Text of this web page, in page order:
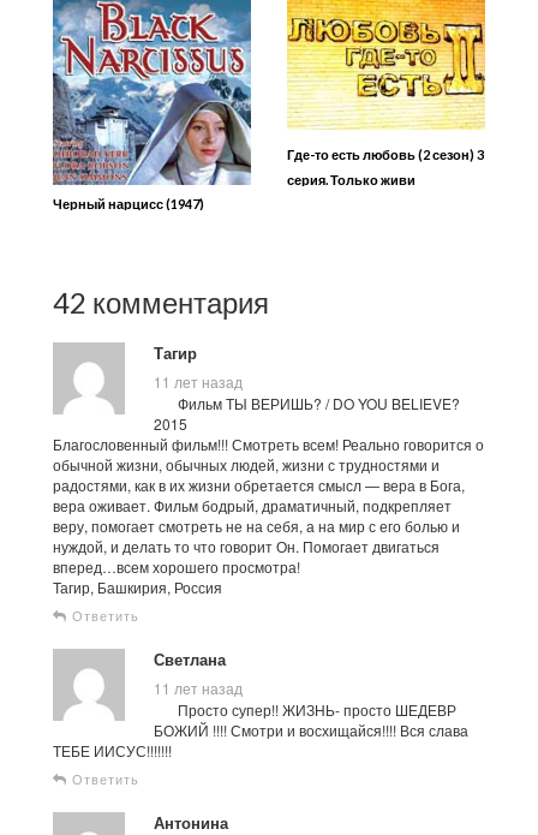
Черный нарцисс (1947)
Где-то есть любовь (2 сезон) 3
серия. Только живи
42 комментария
Тагир
11 лет назад
Фильм ТЫ ВЕРИШЬ? / DO YOU BELIEVE?
2015
Благословенный фильм!!! Смотреть всем! Реально говорится о
обычной жизни, обычных людей, жизни с трудностями и
радостями, как в их жизни обретается смысл — вера в Бога,
вера оживает. Фильм бодрый, драматичный, подкрепляет
веру, помогает смотреть не на себя, а на мир с его болью и
нуждой, и делать то что говорит Он. Помогает двигаться
вперед…всем хорошего просмотра!
Тагир, Башкирия, Россия
Ответить
Светлана
11 лет назад
Просто супер!! ЖИЗНЬ- просто ШЕДЕВР
БОЖИЙ !!!! Смотри и восхищайся!!!! Вся слава
ТЕБЕ ИИСУС!!!!!!!
Ответить
Антонина